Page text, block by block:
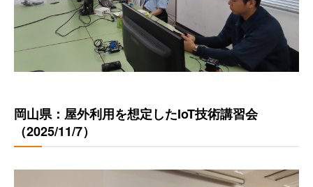
岡山県：屋外利用を想定したIoT技術講習会
（2025/11/7）